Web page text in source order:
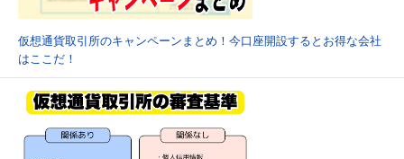
仮想通貨取引所のキャンペーンまとめ！今口座開設するとお得な会社
はここだ！